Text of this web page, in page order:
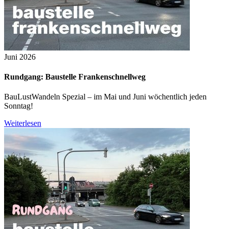
Juni 2026
Rundgang: Baustelle Frankenschnellweg
BauLustWandeln Spezial – im Mai und Juni wöchentlich jeden
Sonntag!
Weiterlesen